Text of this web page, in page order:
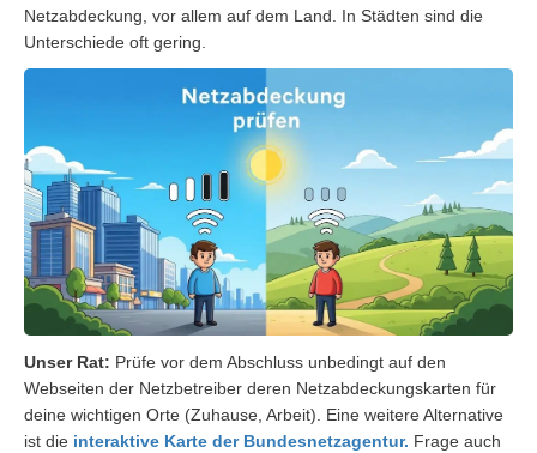
Netzabdeckung, vor allem auf dem Land. In Städten sind die
Unterschiede oft gering.
Unser Rat: Prüfe vor dem Abschluss unbedingt auf den
Webseiten der Netzbetreiber deren Netzabdeckungskarten für
deine wichtigen Orte (Zuhause, Arbeit). Eine weitere Alternative
ist die interaktive Karte der Bundesnetzagentur. Frage auch